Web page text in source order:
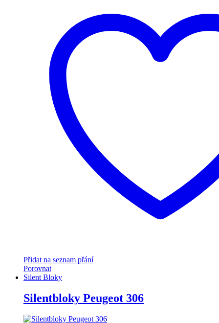
Přidat na seznam přání
Porovnat
Silent Bloky
Silentbloky Peugeot 306